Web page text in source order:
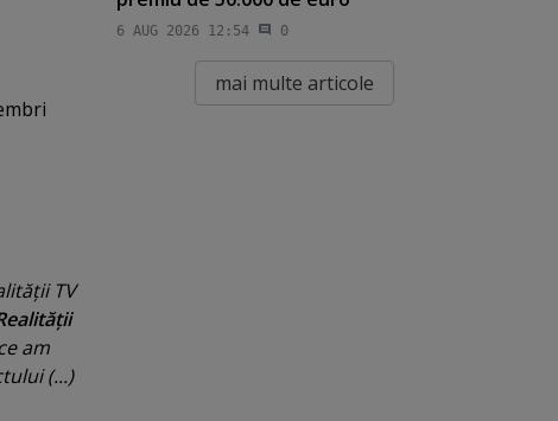
TV
am
(...)
6 AUG 2026 12:54 0
mai multe articole